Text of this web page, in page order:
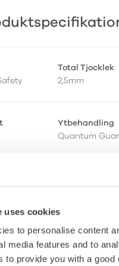
uses cookies
to personalise content
media features and to
to provide you with a good
Total Tjocklek
2,5mm
Ytbehandling
Quantum
biobaserade
Stripping